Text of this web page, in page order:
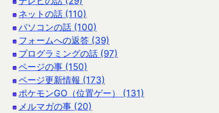
ネットの話 (110)
パソコンの話 (100)
フォームへの返答 (39)
プログラミングの話 (97)
ページの事 (150)
ページ更新情報 (173)
ポケモンGO（位置ゲー） (131)
メルマガの事 (20)